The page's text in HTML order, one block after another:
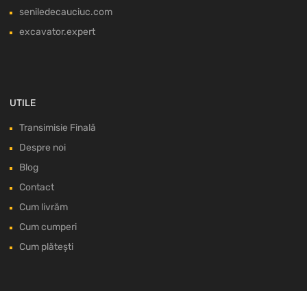
seniledecauciuc.com
excavator.expert
UTILE
Transimisie Finală
Despre noi
Blog
Contact
Cum livrăm
Cum cumperi
Cum plătești